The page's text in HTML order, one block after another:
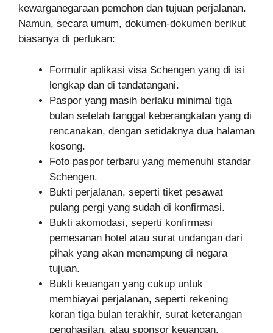
kewarganegaraan pemohon dan tujuan perjalanan.
Namun, secara umum, dokumen-dokumen berikut
biasanya di perlukan:
Formulir aplikasi visa Schengen yang di isi
lengkap dan di tandatangani.
Paspor yang masih berlaku minimal tiga
bulan setelah tanggal keberangkatan yang di
rencanakan, dengan setidaknya dua halaman
kosong.
Foto paspor terbaru yang memenuhi standar
Schengen.
Bukti perjalanan, seperti tiket pesawat
pulang pergi yang sudah di konfirmasi.
Bukti akomodasi, seperti konfirmasi
pemesanan hotel atau surat undangan dari
pihak yang akan menampung di negara
tujuan.
Bukti keuangan yang cukup untuk
membiayai perjalanan, seperti rekening
koran tiga bulan terakhir, surat keterangan
penghasilan, atau sponsor keuangan.